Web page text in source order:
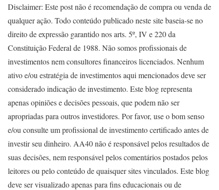
Disclaimer: Este post não é recomendação de compra ou venda de
qualquer ação. Todo conteúdo publicado neste site baseia-se no
direito de expressão garantido nos arts. 5º, IV e 220 da
Constituição Federal de 1988. Não somos profissionais de
investimentos nem consultores financeiros licenciados. Nenhum
ativo e/ou estratégia de investimentos aqui mencionados deve ser
considerado indicação de investimento. Este blog representa
apenas opiniões e decisões pessoais, que podem não ser
apropriadas para outros investidores. Por favor, use o bom senso
e/ou consulte um profissional de investimento certificado antes de
investir seu dinheiro. AA40 não é responsável pelos resultados de
suas decisões, nem responsável pelos comentários postados pelos
leitores ou pelo conteúdo de quaisquer sites vinculados. Este blog
deve ser visualizado apenas para fins educacionais ou de